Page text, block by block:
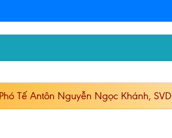
Tế Antôn Nguyễn Ngọc Khánh, SVD